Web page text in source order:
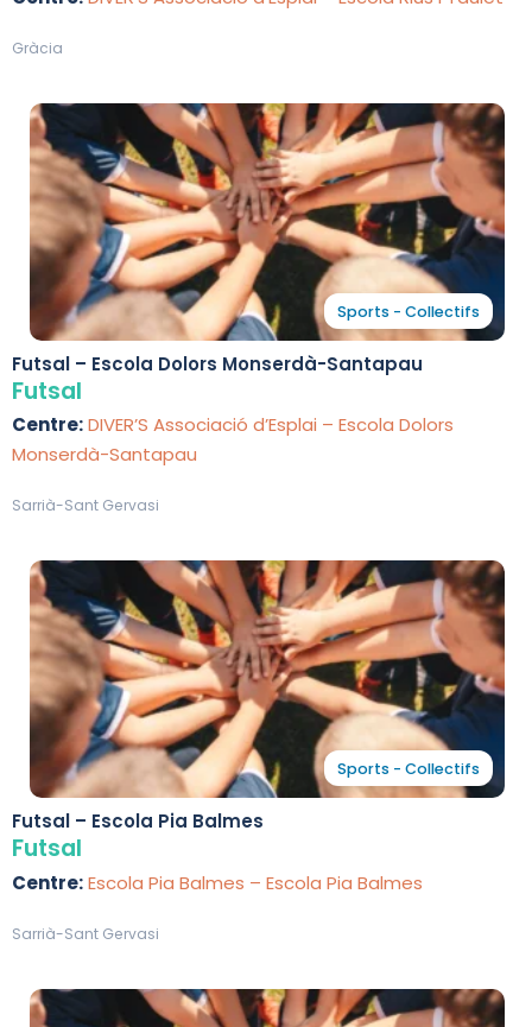
Gràcia
Sports - Collectifs
Futsal – Escola Dolors Monserdà-Santapau
Futsal
Centre:DIVER’S Associació d’Esplai – Escola Dolors
Monserdà-Santapau
Sarrià-Sant Gervasi
Sports - Collectifs
Futsal – Escola Pia Balmes
Futsal
Centre:Escola Pia Balmes – Escola Pia Balmes
Sarrià-Sant Gervasi